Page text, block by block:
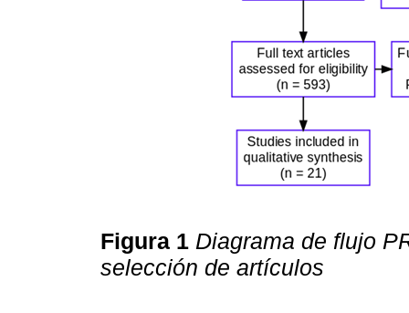
Figura 1 Diagrama de flujo
selección de artículos